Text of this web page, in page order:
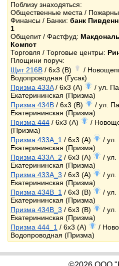
Поблизу знаходяться:
Общественные места /
Финансы / Банки: банк
1
Общепит / Фастфуд:
Компот
Торговля / Торговые центры:
Площини поруч:
Щит 216B / 6x3 (B)
/
Водопроводная (Гусак)
Призма 433A/ 6x3 (A)
/ ул.
Екатерининская (Призма)
Призма 434B / 6x3 (B)
/ ул.
Екатерининская (Призма)
Призма 444 / 6x3 (A)
/
(Призма)
Призма 433A_1 / 6x3 (A)
/ ул.
Екатерининская (Призма)
Призма 433A_2 / 6x3 (A)
/ ул.
Екатерининская (Призма)
Призма 433A_3 / 6x3 (A)
/ ул.
Екатерининская (Призма)
Призма 434B_1 / 6x3 (B)
/ ул.
Екатерининская (Призма)
Призма 434B_3 / 6x3 (B)
/ ул.
Екатерининская (Призма)
Призма 444_1 / 6x3 (A)
/
Водопроводная (Призма)